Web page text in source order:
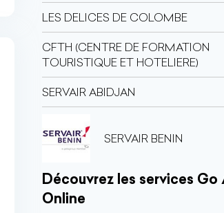
LES DELICES DE COLOMBE
CFTH (CENTRE DE FORMATION
TOURISTIQUE ET HOTELIERE)
SERVAIR ABIDJAN
SERVAIR BENIN
Découvrez les services
Online